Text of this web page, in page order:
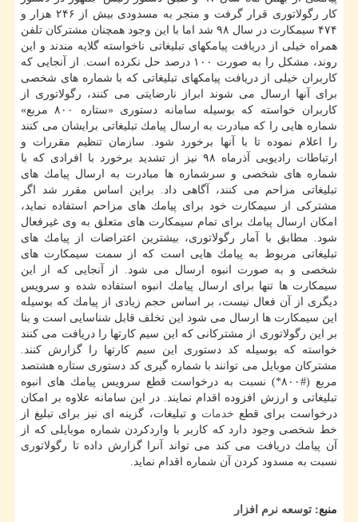
كار رگولاتوری قرار گرفت و منجر به مسدودی بیش از ۲۴۶ هزار و
۴۷۴ سیمكارت در سال ۹۸ شد اما با این وجود همچنان مشتركان تلفن
همراه خیلی از دریافت پیامكهای تبلیغاتی ناخواسته گلایه مندند و این
روند، مشكل را به صورت ۱۰۰ درصد حل نكرده است. از آنجایی كه
كاربران خیلی از دریافت پیامكهای تبلیغاتی كه با شماره های شخصی
برای آنها ارسال می شوند ابراز نارضایتی می كنند، رگولاتوری از
كاربران خواسته كه بوسیله سامانه دستوری «ستاره ۸۰۰ مربع»
شماره هایی را كه مبادرت به ارسال پیامك تبلیغاتی برایشان می كنند
را اعلام نموده تا با آنها برخورد شود. سازمان تنظیم مقررات و
ارتباطات رادیویی آذرماه ۹۸ نیز از تشدید برخورد با افرادی كه با
شماره های شخصی و سرشماره‎ ها مبادرت به ارسال پیامك های
تبلیغاتی مزاحم می كنند، آگاهی داد. براین اساس مقرر شد اگر
مشتركی از سیمكارت خود برای پیامك های مزاحم استفاده نماید،
امكان ارسال پیامك برای تمام سیمكارت های متعلق به وی غیرفعال
شود. مطابق با آمار رگولاتوری، بیشترین اعتراضات از پیامك های
تبلیغاتی مربوط به پیامك هایی است كه از سمت سیمكارت های
شخصی و به صورت انبوه ارسال می شود. از آنجایی كه از این
سیمكارت ها تنها برای ارسال پیامك انبوه استفاده شده و سرویس
دیگری از آن فعال نیست، بر اساس حجم زیادی از پیامك كه بوسیله
این سیمكارت ها ارسال می شود این تخلف قابل شناسایی است و بنا
بر این رگولاتوری از مشتركانی كه این سیم كارتها را دریافت می كنند
خواسته كه بوسیله كد دستوری این سیم كارتها را گزارش كنند.
مشتركان موبایل می توانند با شماره گیری كد دستوری ستاره هشتصد
مربع (#۸۰۰*) نسبت به درخواست قطع سرویس پیامك های انبوه
تبلیغاتی و ارزش افزوده اقدام نمایند. در این سامانه علاوه بر امكان
درخواست برای قطع خدمات و تبلیغات، گزینه ای نیز برای تبلیغ از
خط شخصی وجود دارد كه كاربر با واردكردن شماره موبایلی كه از
آن پیامك دریافت می كند می تواند آنرا گزارش داده تا رگولاتوری
نسبت به مسدود كردن آن شماره اقدام نماید.
منبع: توسعه نرم افزار